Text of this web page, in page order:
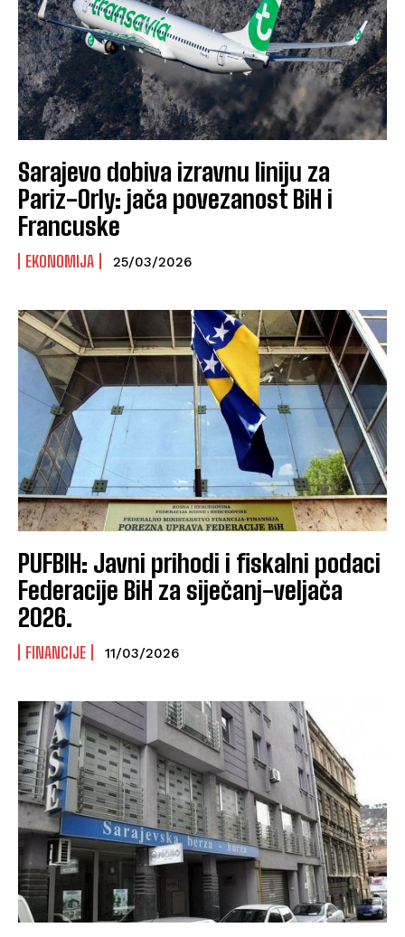
Sarajevo dobiva izravnu liniju za
Pariz-Orly: jača povezanost BiH i
Francuske
EKONOMIJA 25/03/2026
PUFBIH: Javni prihodi i fiskalni podaci
Federacije BiH za siječanj-veljača
2026.
FINANCIJE 11/03/2026